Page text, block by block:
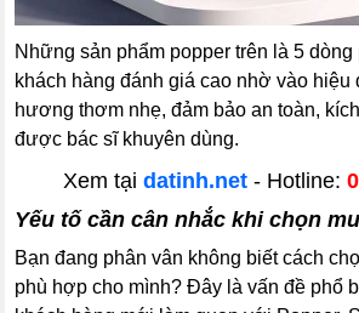
Những sản phẩm popper trên là 5
khách hàng đánh giá cao nhờ vào hiệu
hương thơm nhẹ, đảm bảo an toàn,
được bác sĩ khuyên dùng.
Xem tại datinh.net - Hotline:
Yếu tố cần cân nhắc khi chọn
Bạn đang phân vân không biết cách
phù hợp cho mình? Đây là vấn đề phổ